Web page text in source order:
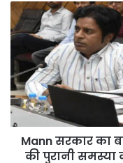
Mann
सरकार
का
कदम:
Punjab
में
आवारा
पशुओं
पुरानी
Mann सरकार का
की पुरानी